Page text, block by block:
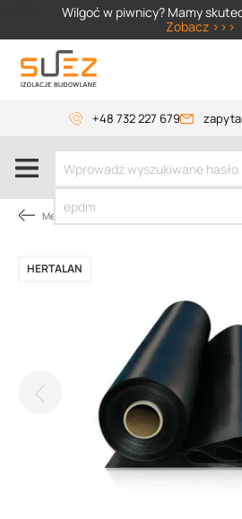
Wilgoć w piwnicy? Mamy
Zobacz >>>
+48 732 227 679
Membrany dachowe
HERTALAN